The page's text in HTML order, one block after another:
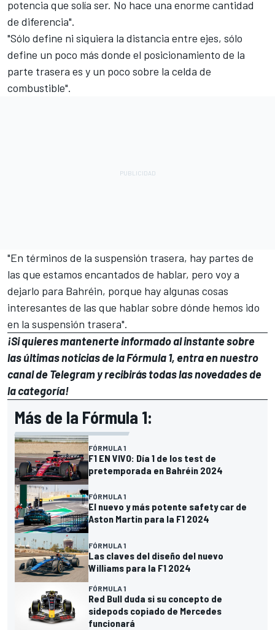
potencia que solía ser. No hace una enorme cantidad
de diferencia".
"Sólo define ni siquiera la distancia entre ejes, sólo
define un poco más donde el posicionamiento de la
parte trasera es y un poco sobre la celda de
combustible".
"En términos de la suspensión trasera, hay partes de
las que estamos encantados de hablar, pero voy a
dejarlo para Bahréin, porque hay algunas cosas
interesantes de las que hablar sobre dónde hemos ido
en la suspensión trasera".
¡Si quieres mantenerte informado al instante sobre
las últimas noticias de la Fórmula 1, entra ennuestro
canal de Telegramy recibirás todas las novedades de
la categoría!
Más de la Fórmula 1:
FÓRMULA 1
F1 EN VIVO: Día 1 de los test de
pretemporada en Bahréin 2024
FÓRMULA 1
El nuevo y más potente safety car de
Aston Martin para la F1 2024
FÓRMULA 1
Las claves del diseño del nuevo
Williams para la F1 2024
FÓRMULA 1
Red Bull duda si su concepto de
sidepods copiado de Mercedes
funcionará